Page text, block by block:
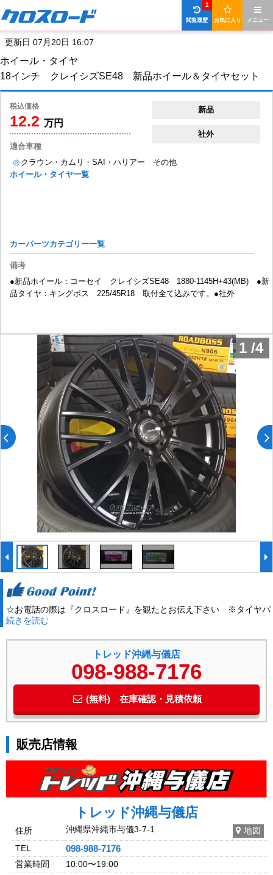
メニュー
お気に入り
閲覧履歴
1
更新日 07月20日 16:07
ホイール・タイヤ
18インチ クレイシズSE48 新品ホイール＆タイヤセット
税込価格
12.2 万円
新品
社外
適合車種
◎ クラウン・カムリ・SAI・ハリアー その他
ホイール・タイヤ一覧
カーパーツカテゴリー一覧
備考
●新品ホイール：コーセイ クレイシズSE48 1880-1145H+43(MB) ●新
品タイヤ：キングボス 225/45R18 取付全て込みです。●社外
1 /4
☆お電話の際は『クロスロード』を観たとお伝え下さい ※タイヤパ
ターン変更可能です。お気軽にお問い合わせください。
続きを読む
トレッド沖縄与儀店
098-988-7176
(無料) 在庫確認・見積依頼
販売店情報
トレッド沖縄与儀店
住所 沖縄県沖縄市与儀3-7-1
地図
TEL
098-988-7176
営業時間
10:00〜19:00